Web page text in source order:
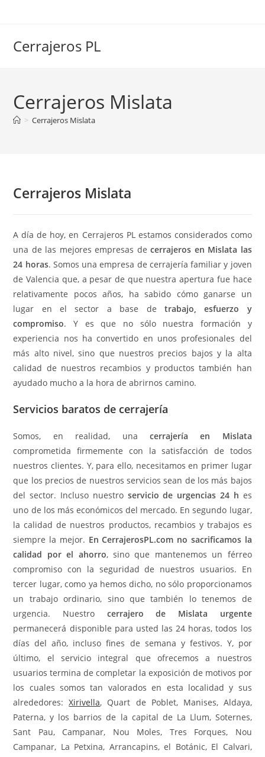
Cerrajeros PL
Cerrajeros Mislata
> Cerrajeros Mislata
Cerrajeros Mislata
A día de hoy, en Cerrajeros PL estamos considerados como
una de las mejores empresas decerrajeros en Mislata las
24 horas. Somos una empresa de cerrajería familiar y joven
de Valencia que, a pesar de que nuestra apertura fue hace
relativamente pocos años, ha sabido cómo ganarse un
lugar en el sector a base de trabajo, esfuerzo y
compromiso. Y es que no sólo nuestra formación y
experiencia nos ha convertido en unos profesionales del
más alto nivel, sino que nuestros precios bajos y la alta
calidad de nuestros recambios y productos también han
ayudado mucho a la hora de abrirnos camino.
Servicios baratos de cerrajería
Somos, en realidad, una cerrajería en Mislata
comprometida firmemente con la satisfacción de todos
nuestros clientes. Y, para ello, necesitamos en primer lugar
que los precios de nuestros servicios sean de los más bajos
del sector. Incluso nuestro servicio de urgencias 24 h es
uno de los más económicos del mercado. En segundo lugar,
la calidad de nuestros productos, recambios y trabajos es
siempre la mejor. En CerrajerosPL.com no sacrificamos la
calidad por el ahorro, sino que mantenemos un férreo
compromiso con la seguridad de nuestros usuarios. En
tercer lugar, como ya hemos dicho, no sólo proporcionamos
un trabajo ordinario, sino que también lo tenemos de
urgencia. Nuestro cerrajero de Mislata urgente
permanecerá disponible para usted las 24 horas, todos los
días del año, incluso fines de semana y festivos. Y, por
último, el servicio integral que ofrecemos a nuestros
usuarios termina de completar la exposición de motivos por
los cuales somos tan valorados en esta localidad y sus
alrededores:Xirivella, Quart de Poblet, Manises, Aldaya,
Paterna, y los barrios de la capital de La Llum, Soternes,
Sant Pau, Campanar, Nou Moles, Tres Forques, Nou
Campanar, La Petxina, Arrancapins, el Botánic, El Calvari,